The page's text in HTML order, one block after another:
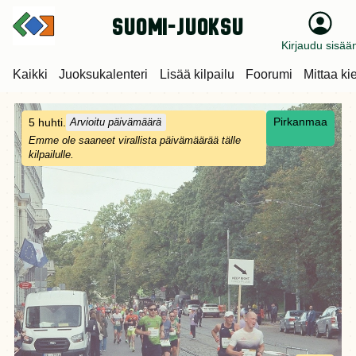
suomi-juoksu
Kirjaudu
Kaikki Juoksukalenteri Lisää kilpailu Foorumi Mittaa
5 huhti.
Arvioitu päivämäärä
Emme ole saaneet virallista päivämäärää tälle
kilpailulle.
Pirkanmaa